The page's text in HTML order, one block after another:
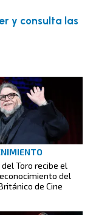
y consulta las
Toro recibe el
del
de Cine